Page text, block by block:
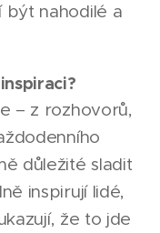
být nahodilé a
– z rozhovorů,
důležité sladit
inspirují lidé,
že to jde